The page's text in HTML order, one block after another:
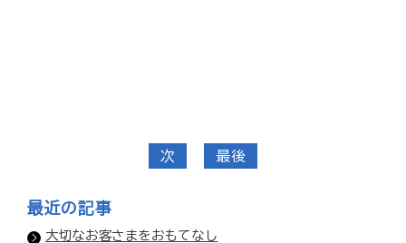
次 最後
最近の記事
大切なお客さまをおもてなし